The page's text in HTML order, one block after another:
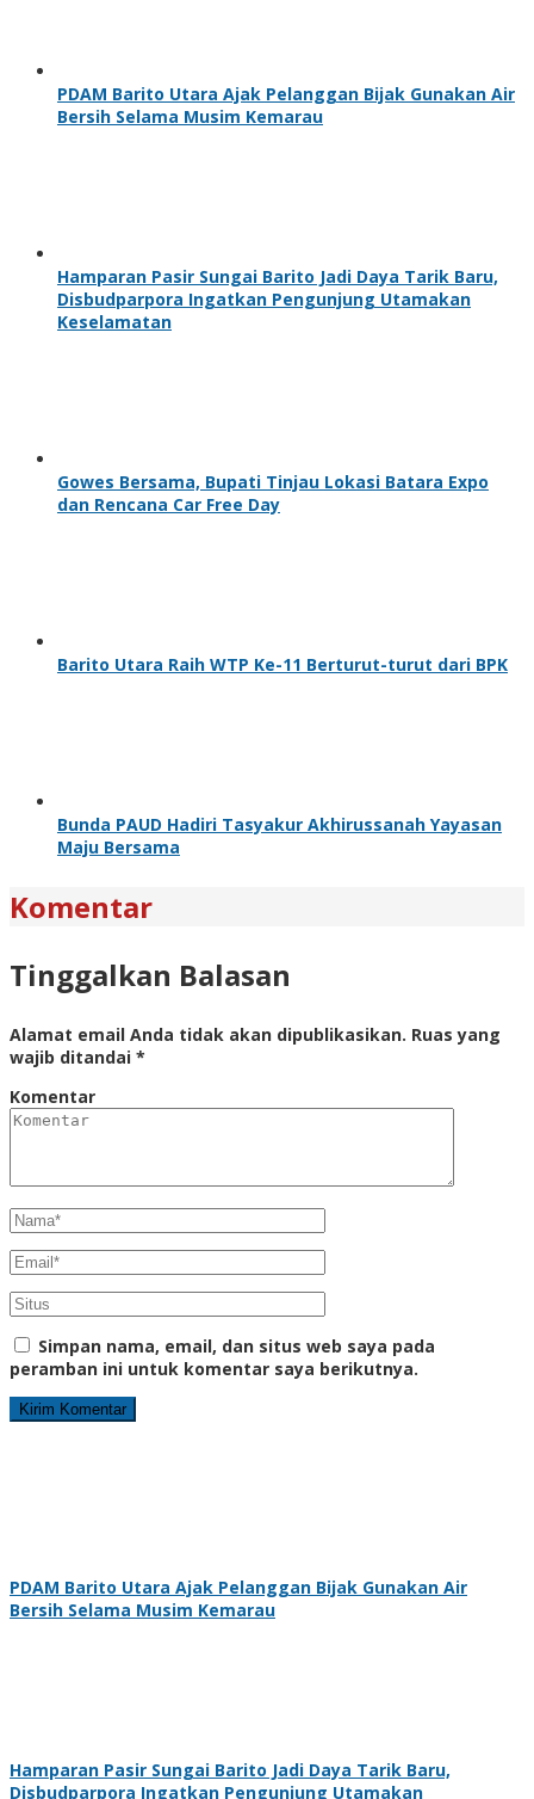
PDAM Barito Utara Ajak Pelanggan Bijak Gunakan Air
Bersih Selama Musim Kemarau
Hamparan Pasir Sungai Barito Jadi Daya Tarik Baru,
Disbudparpora Ingatkan Pengunjung Utamakan
Keselamatan
Gowes Bersama, Bupati Tinjau Lokasi Batara Expo
dan Rencana Car Free Day
Barito Utara Raih WTP Ke-11 Berturut-turut dari BPK
Bunda PAUD Hadiri Tasyakur Akhirussanah Yayasan
Maju Bersama
Komentar
Tinggalkan Balasan
Alamat email Anda tidak akan dipublikasikan. Ruas yang
wajib ditandai *
Komentar
Simpan nama, email, dan situs web saya pada
peramban ini untuk komentar saya berikutnya.
PDAM Barito Utara Ajak Pelanggan Bijak Gunakan Air
Bersih Selama Musim Kemarau
Hamparan Pasir Sungai Barito Jadi Daya Tarik Baru,
Disbudparpora Ingatkan Pengunjung Utamakan